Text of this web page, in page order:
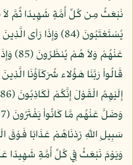
نَبْعَثُ مِن كُلِّ أُمَّةٍ شَهِيدًا ثُمَّ لاَ
يُسْتَعْتَبُونَ (84) وَإِذَا
عَنْهُمْ
قَالُواْ رَبَّنَا هَؤُلاء شُرَكَآؤُنَا
وَيَوْمَ نَبْعَثُ فِي كُلِّ أُمَّةٍ شَهِيدًا